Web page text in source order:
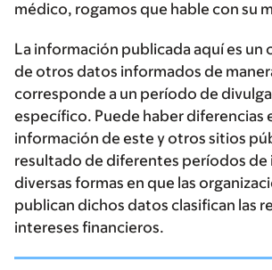
médico, rogamos que hable con su
La información publicada aquí es
de otros datos informados de
corresponde a un período de
específico. Puede haber diferencias
información de este y otros sitios
resultado de diferentes períodos de
diversas formas en que las
publican dichos datos clasifican las
intereses financieros.